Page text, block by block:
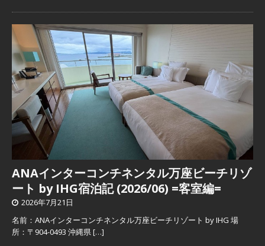
ANAインターコンチネンタル万座ビーチリゾ
ート by IHG宿泊記 (2026/06) =客室編=
2026年7月21日
名前：ANAインターコンチネンタル万座ビーチリゾート by IHG 場
所：〒904-0493 沖縄県[…]